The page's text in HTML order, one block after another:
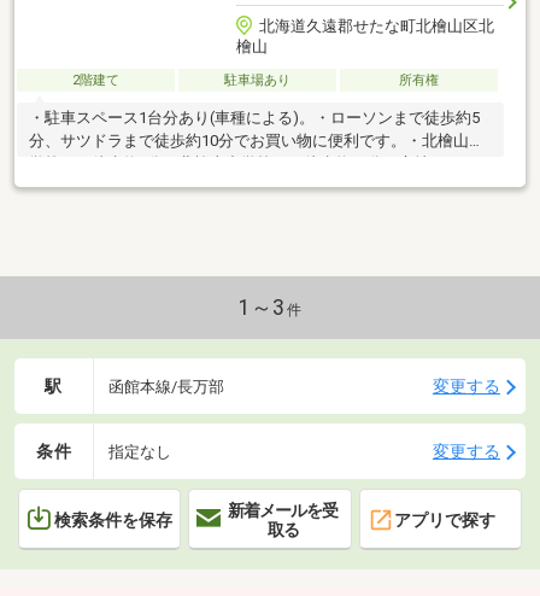
北海道久遠郡せたな町北檜山区北
檜山
2階建て 駐車場あり 所有権
・駐車スペース1台分あり(車種による)。・ローソンまで徒歩約5
分、サツドラまで徒歩約10分でお買い物に便利です。・北檜山小
す。・お問合せの際は【物件番号15276】とお伝えいただけると
1～3 件
駅 函館本線/長万部 変更する
条件 指定なし 変更する
検索条件を保存
新着メールを受
取る
アプリで探す